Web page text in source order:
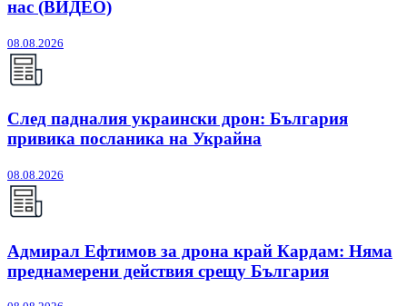
нас (ВИДЕО)
08.08.2026
След падналия украински дрон: България
привика посланика на Украйна
08.08.2026
Адмирал Ефтимов за дрона край Кардам: Няма
преднамерени действия срещу България